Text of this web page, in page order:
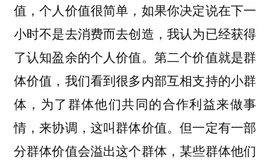
值，个人价值很简单，如果你决定说在下一
小时不是去消费而去创造，我认为已经获得
了认知盈余的个人价值。第二个价值就是群
体价值，我们看到很多内部互相支持的小群
体，为了群体他们共同的合作利益来做事
情，来协调，这叫群体价值。但一定有一部
分群体价值会溢出这个群体，某些群体他们